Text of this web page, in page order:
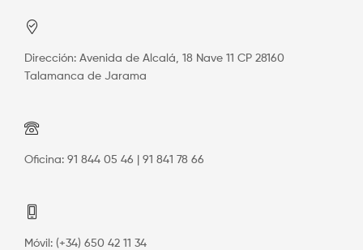
Dirección: Avenida de Alcalá, 18 Nave 11 CP 28160
Talamanca de Jarama
Oficina: 91 844 05 46 | 91 841 78 66
Móvil: (+34) 650 42 11 34